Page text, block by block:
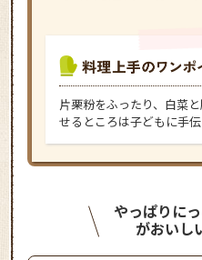
片栗粉をふったり、白菜
せるところは子どもに手伝
やっぱりに
がおいし